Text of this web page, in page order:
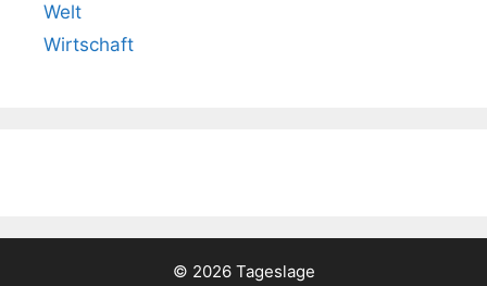
Welt
Wirtschaft
© 2026 Tageslage